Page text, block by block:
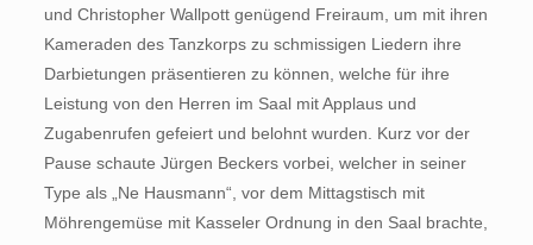
und Christopher Wallpott genügend Freiraum, um mit ihren
Kameraden des Tanzkorps zu schmissigen Liedern ihre
Darbietungen präsentieren zu können, welche für ihre
Leistung von den Herren im Saal mit Applaus und
Zugabenrufen gefeiert und belohnt wurden. Kurz vor der
Pause schaute Jürgen Beckers vorbei, welcher in seiner
Type als „Ne Hausmann“, vor dem Mittagstisch mit
Möhrengemüse mit Kasseler Ordnung in den Saal brachte,